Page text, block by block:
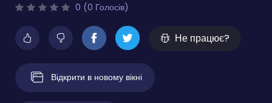
0 (0 Голосів)
Не працює?
Відкрити в новому вікні